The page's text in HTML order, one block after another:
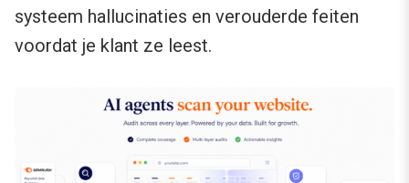
systeem hallucinaties en verouderde feiten
voordat je klant ze leest.